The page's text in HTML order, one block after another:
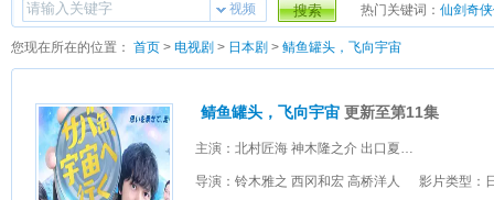
视频 搜索 热门关键词： 仙剑奇
您现在所在的位置： 首页 > 电视剧 > 日本剧 > 鲭鱼罐头，飞向宇宙
鲭鱼罐头，飞向宇宙 更新至第11集
主演：北村匠海 神木隆之介 出口夏希 黑崎煌代 伊东苍 山下永玖 西本马玲 Marin Nishimoto 夏目透羽 川端結愛 荒川良良 八岛智人 三宅弘城 村川绘梨 佐户井贤太 熊切朝美 吉本实由 迫田孝也 成膳任 铃木浩介
导演：铃木雅之 西冈和宏 高桥洋人 影片类型：